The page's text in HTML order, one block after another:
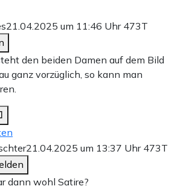
21.04.2025 um 11:46 Uhr 473T
den beiden Damen auf dem Bild
ganz vorzüglich, so kann man
21.04.2025 um 13:37 Uhr 473T
dann wohl Satire?